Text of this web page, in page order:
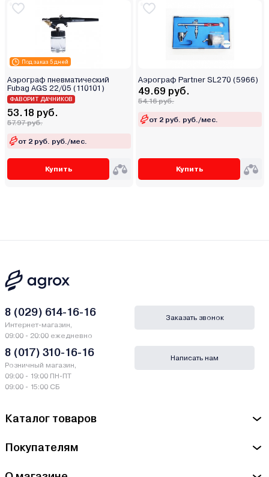
Под заказ 5 дней
Аэрограф пневматический
Fubag AGS 22/05 (110101)
ФАВОРИТ ДАЧНИКОВ
53.18 руб.
57.97 руб.
от 2 руб. руб./мес.
Купить
Аэрограф Partner SL270 (5966)
49.69 руб.
54.16 руб.
от 2 руб. руб./мес.
Купить
Каталог товаров
Покупателям
8 (029) 614-16-16
Интернет-магазин,
09:00 - 20:00 ежедневно
8 (017) 310-16-16
Розничный магазин,
09:00 - 19:00 ПН-ПТ
09:00 - 15:00 СБ
Заказать звонок
Написать нам